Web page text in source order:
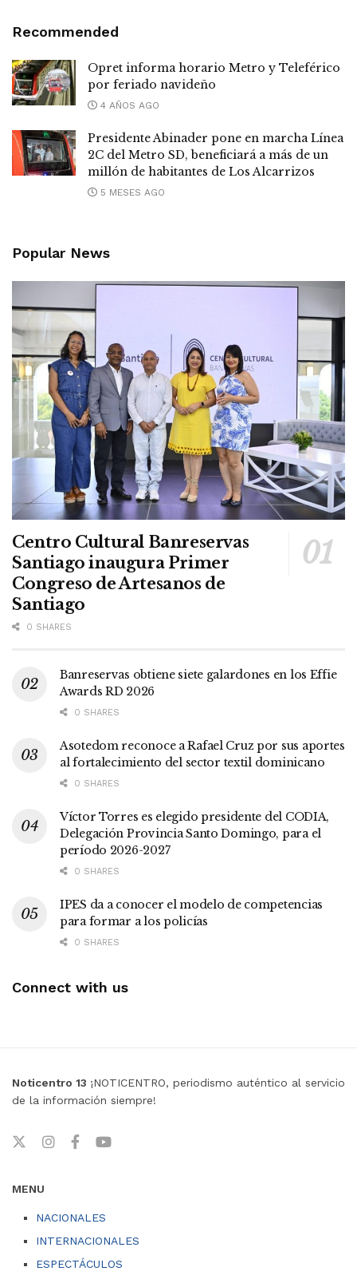
Recommended
Opret informa horario Metro y Teleférico
por feriado navideño
4 AÑOS AGO
Presidente Abinader pone en marcha Línea
2C del Metro SD, beneficiará a más de un
millón de habitantes de Los Alcarrizos
5 MESES AGO
Popular News
Centro Cultural Banreservas
Santiago inaugura Primer
Congreso de Artesanos de
Santiago
0 SHARES
Banreservas obtiene siete galardones en los Effie
Awards RD 2026
0 SHARES
Asotedom reconoce a Rafael Cruz por sus aportes
al fortalecimiento del sector textil dominicano
0 SHARES
Víctor Torres es elegido presidente del CODIA,
Delegación Provincia Santo Domingo, para el
período 2026-2027
0 SHARES
IPES da a conocer el modelo de competencias
para formar a los policías
0 SHARES
Connect with us
Noticentro 13 ¡NOTICENTRO, periodismo auténtico al servicio
de la información siempre!
MENU
NACIONALES
INTERNACIONALES
ESPECTÁCULOS